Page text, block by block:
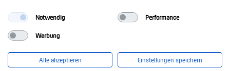
© 2017-2026 Doepke Schaltgeräte GmbH
Stellmacherstr. 11
Notwendig Performance
Werbung
Alle akzeptieren Einstellungen speichern